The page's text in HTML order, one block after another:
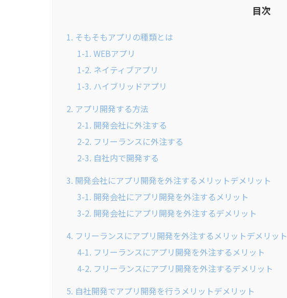
目次
1. そもそもアプリの種類とは
1-1. WEBアプリ
1-2. ネイティブアプリ
1-3. ハイブリッドアプリ
2. アプリ開発する方法
2-1. 開発会社に外注する
2-2. フリーランスに外注する
2-3. 自社内で開発する
3. 開発会社にアプリ開発を外注するメリットデメリット
3-1. 開発会社にアプリ開発を外注するメリット
3-2. 開発会社にアプリ開発を外注するデメリット
4. フリーランスにアプリ開発を外注するメリットデメリット
4-1. フリーランスにアプリ開発を外注するメリット
4-2. フリーランスにアプリ開発を外注するデメリット
5. 自社開発でアプリ開発を行うメリットデメリット